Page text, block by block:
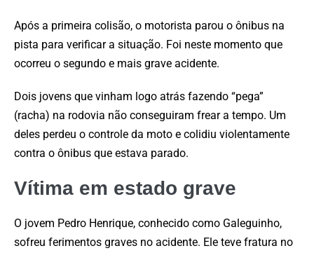
Após a primeira colisão, o motorista parou o ônibus na
pista para verificar a situação. Foi neste momento que
ocorreu o segundo e mais grave acidente.
Dois jovens que vinham logo atrás fazendo “pega”
(racha) na rodovia não conseguiram frear a tempo. Um
deles perdeu o controle da moto e colidiu violentamente
contra o ônibus que estava parado.
Vítima em estado grave
O jovem Pedro Henrique, conhecido como Galeguinho,
sofreu ferimentos graves no acidente. Ele teve fratura no